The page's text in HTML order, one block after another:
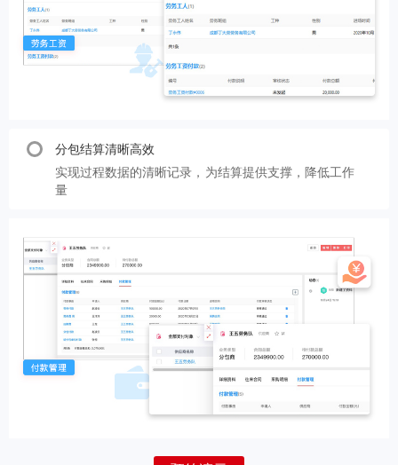
分包结算清晰高效
实现过程数据的清晰记录，为结算提供支撑，降低工作
量